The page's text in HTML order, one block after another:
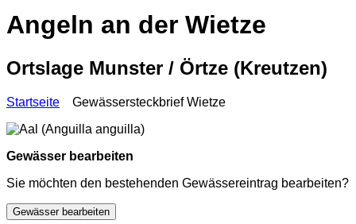
Angeln an der Wietze
Ortslage Munster / Örtze (Kreutzen)
Startseite Gewässersteckbrief Wietze
Gewässer bearbeiten
Sie möchten den bestehenden Gewässereintrag bearbeiten?
Gewässer bearbeiten